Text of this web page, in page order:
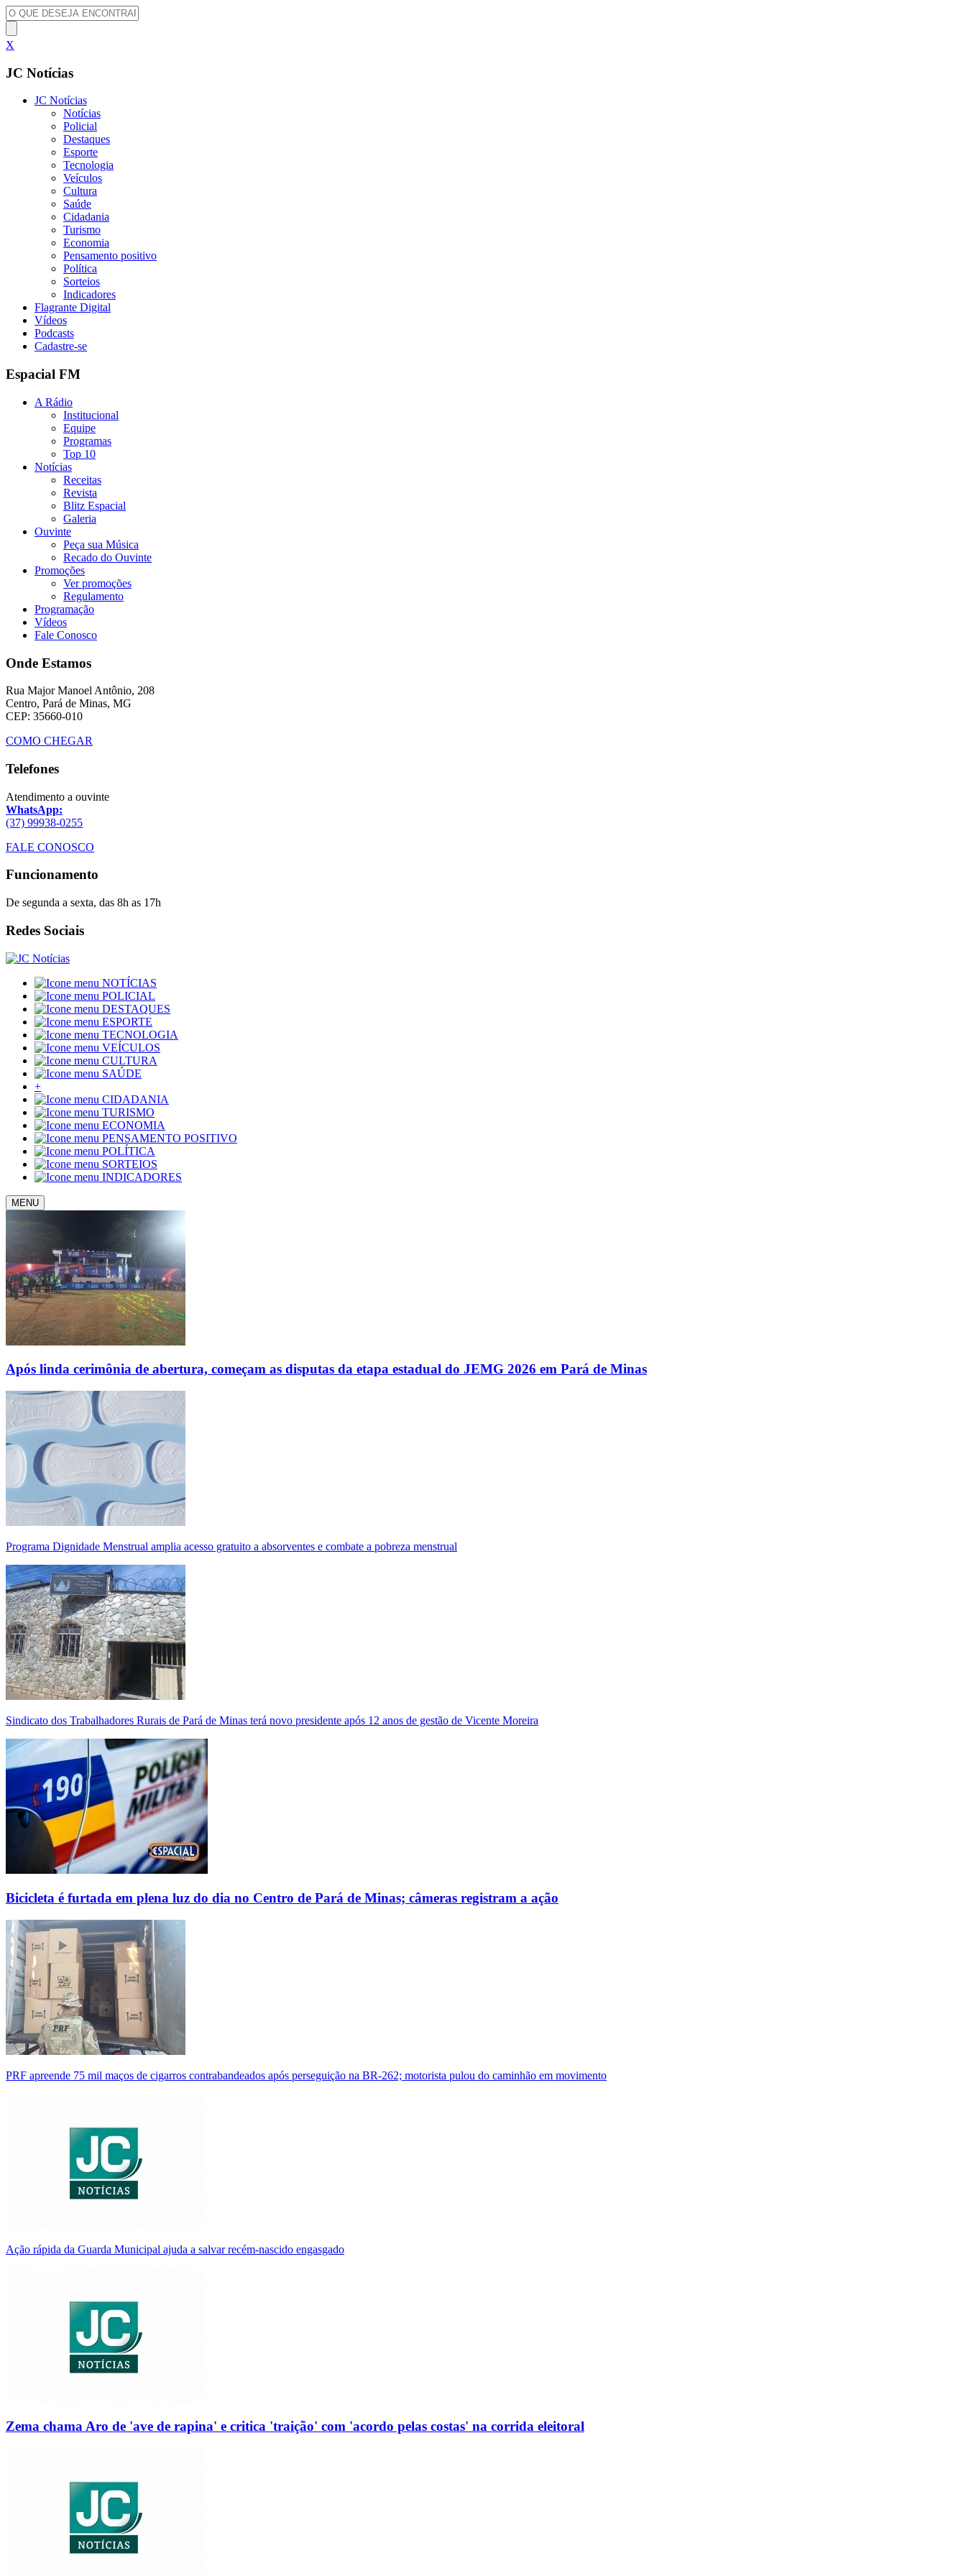
X
JC Notícias
JC Notícias
Notícias
Policial
Destaques
Esporte
Tecnologia
Veículos
Cultura
Saúde
Cidadania
Turismo
Economia
Pensamento positivo
Política
Sorteios
Indicadores
Flagrante Digital
Vídeos
Podcasts
Cadastre-se
Espacial FM
A Rádio
Institucional
Equipe
Programas
Top 10
Notícias
Receitas
Revista
Blitz Espacial
Galeria
Ouvinte
Peça sua Música
Recado do Ouvinte
Promoções
Ver promoções
Regulamento
Programação
Vídeos
Fale Conosco
Onde Estamos
Rua Major Manoel Antônio, 208
Centro, Pará de Minas, MG
CEP: 35660-010
COMO CHEGAR
Telefones
Atendimento a ouvinte
WhatsApp:
(37) 99938-0255
FALE CONOSCO
Funcionamento
De segunda a sexta, das 8h as 17h
Redes Sociais
NOTÍCIAS
POLICIAL
DESTAQUES
ESPORTE
TECNOLOGIA
VEÍCULOS
CULTURA
SAÚDE
+
CIDADANIA
TURISMO
ECONOMIA
PENSAMENTO POSITIVO
POLÍTICA
SORTEIOS
INDICADORES
MENU
Após linda cerimônia de abertura, começam as disputas da etapa estadual do JEMG 2026 em Pará de Minas
Programa Dignidade Menstrual amplia acesso gratuito a absorventes e combate a pobreza menstrual
Sindicato dos Trabalhadores Rurais de Pará de Minas terá novo presidente após 12 anos de gestão de Vicente Moreira
Bicicleta é furtada em plena luz do dia no Centro de Pará de Minas; câmeras registram a ação
PRF apreende 75 mil maços de cigarros contrabandeados após perseguição na BR-262; motorista pulou do caminhão em movimento
Ação rápida da Guarda Municipal ajuda a salvar recém-nascido engasgado
Zema chama Aro de 'ave de rapina' e critica 'traição' com 'acordo pelas costas' na corrida eleitoral